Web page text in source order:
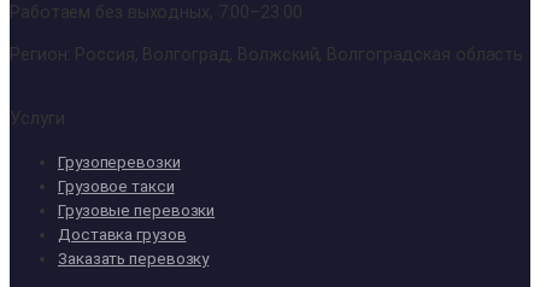
Работаем без выходных, 7:00–23:00
Регион: Россия, Волгоград, Волжский, Волгоградская область
Услуги
Грузоперевозки
Грузовое такси
Грузовые перевозки
Доставка грузов
Заказать перевозку